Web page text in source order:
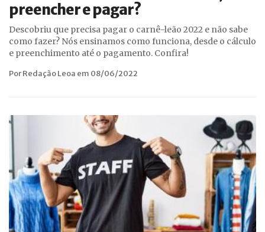
preencher e pagar?
Descobriu que precisa pagar o carnê-leão 2022 e não sabe
como fazer? Nós ensinamos como funciona, desde o cálculo
e preenchimento até o pagamento. Confira!
Por Redação Leoa em 08/06/2022